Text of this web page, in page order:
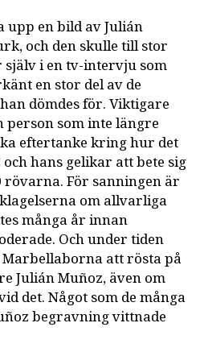
upp en bild av Julián
och den skulle till stor
själv i en tv-intervju som
en stor del av de
dömdes för. Viktigare
person som inte längre
eftertanke kring hur det
hans gelikar att bete sig
rövarna. För sanningen är
om allvarliga
många år innan
Och under tiden
att rösta på
Julián Muñoz, även om
det. Något som de många
begravning vittnade